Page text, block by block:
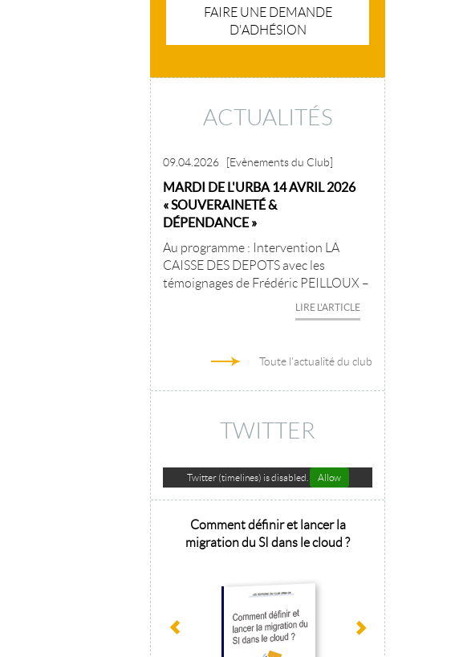
FAIRE UNE DEMANDE
D'ADHÉSION
ACTUALITÉS
09.04.2026 [Evènements du Club]
MARDI DE L'URBA 14 AVRIL 2026
« SOUVERAINETÉ &
DÉPENDANCE »
Au programme : Intervention LA
CAISSE DES DEPOTS avec les
témoignages de Frédéric PEILLOUX –
LIRE L'ARTICLE
Toute l'actualité du club
TWITTER
Twitter (timelines) is disabled. Allow
Comment définir et lancer la
migration du SI dans le cloud ?
Architecture